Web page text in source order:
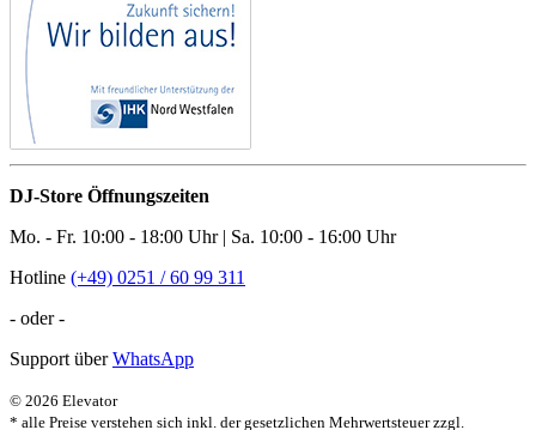
DJ-Store Öffnungszeiten
Mo. - Fr. 10:00 - 18:00 Uhr | Sa. 10:00 - 16:00 Uhr
Hotline (+49) 0251 / 60 99 311
- oder -
Support überWhatsApp
© 2026 Elevator
* alle Preise verstehen sich inkl. der gesetzlichen Mehrwertsteuer zzgl.